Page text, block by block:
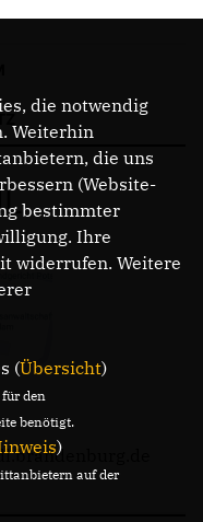
die notwendig
Weiterhin
die uns
(Website-
bestimmter
Ihre
widerrufen. Weitere
(Übersicht)
den
benötigt.
)
auf der